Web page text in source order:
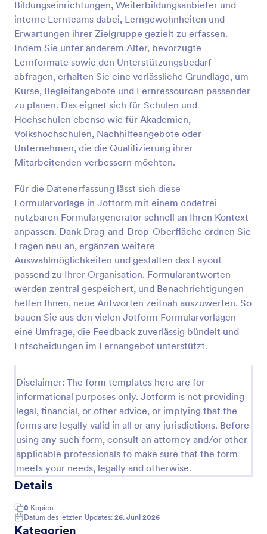
Bildungseinrichtungen, Weiterbildungsanbieter und
interne Lernteams dabei, Lerngewohnheiten und
Erwartungen ihrer Zielgruppe gezielt zu erfassen.
Indem Sie unter anderem Alter, bevorzugte
Lernformate sowie den Unterstützungsbedarf
abfragen, erhalten Sie eine verlässliche Grundlage, um
Kurse, Begleitangebote und Lernressourcen passender
zu planen. Das eignet sich für Schulen und
Hochschulen ebenso wie für Akademien,
Volkshochschulen, Nachhilfeangebote oder
Unternehmen, die die Qualifizierung ihrer
Mitarbeitenden verbessern möchten.
Für die Datenerfassung lässt sich diese
Formularvorlage in Jotform mit einem codefrei
nutzbaren Formulargenerator schnell an Ihren Kontext
anpassen. Dank Drag-and-Drop-Oberfläche ordnen Sie
Fragen neu an, ergänzen weitere
Auswahlmöglichkeiten und gestalten das Layout
passend zu Ihrer Organisation. Formularantworten
werden zentral gespeichert, und Benachrichtigungen
helfen Ihnen, neue Antworten zeitnah auszuwerten. So
bauen Sie aus den vielen Jotform Formularvorlagen
eine Umfrage, die Feedback zuverlässig bündelt und
Entscheidungen im Lernangebot unterstützt.
Disclaimer: The form templates here are for
informational purposes only. Jotform is not providing
legal, financial, or other advice, or implying that the
forms are legally valid in all or any jurisdictions. Before
using any such form, consult an attorney and/or other
applicable professionals to make sure that the form
meets your needs, legally and otherwise.
Details
0 Kopien
Datum des letzten Updates: 26. Juni 2026
Kategorien
gerecht werden. Mit dem kostenlosen
Abwesenheitsformular von Jotform können Sie die
Schüler, die Unterrichtsfächer verpasst haben,
erfassen und nachverfolgen und sie auf dem
Laufenden halten – auch wenn sie nicht physisch
im Unterricht sind! Sammeln Sie Informationen wie
Namen, Schulnummern und Datum des
abwesenden Schülers an einem Ort, um den
Überblick zu behalten.
Vorschau
Fragebogen Für Vorschulabsolventen
Im Fragebogen für Vorschulabsolventen wird den
Eltern von Lehrern ein Fragebogen zum
Vorschulabschluss ausgehändigt. Es wird verwendet,
um Informationen nach dem Vorschulabschluss zu
sammeln.
Go to Category:
Bildungsumfragen
Vorlage verwenden
Vorschau